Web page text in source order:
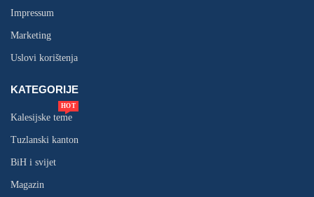
Impressum
Marketing
Uslovi korištenja
KATEGORIJE
Kalesijske teme
HOT
Tuzlanski kanton
BiH i svijet
Magazin